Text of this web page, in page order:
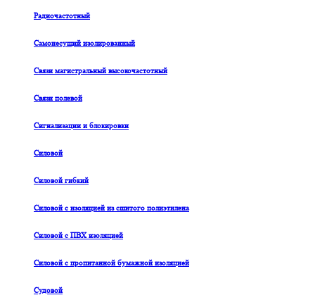
Радиочастотный
Самонесущий изолированный
Связи магистральный высокочастотный
Связи полевой
Сигнализации и блокировки
Силовой
Силовой гибкий
Силовой с изоляцией из сшитого полиэтилена
Силовой с ПВХ изоляцией
Силовой с пропитанной бумажной изоляцией
Судовой